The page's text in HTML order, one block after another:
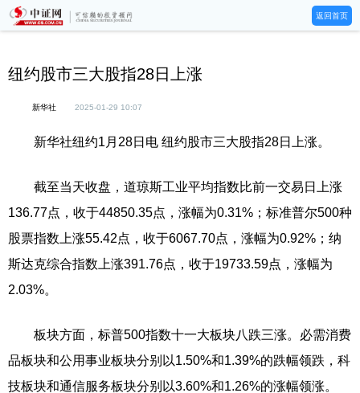
返回首页
纽约股市三大股指28日上涨
新华社 2025-01-29 10:07
新华社纽约1月28日电 纽约股市三大股指28日上涨。
截至当天收盘，道琼斯工业平均指数比前一交易日上涨
136.77点，收于44850.35点，涨幅为0.31%；标准普尔500种
股票指数上涨55.42点，收于6067.70点，涨幅为0.92%；纳
斯达克综合指数上涨391.76点，收于19733.59点，涨幅为
2.03%。
板块方面，标普500指数十一大板块八跌三涨。必需消费
品板块和公用事业板块分别以1.50%和1.39%的跌幅领跌，科
技板块和通信服务板块分别以3.60%和1.26%的涨幅领涨。